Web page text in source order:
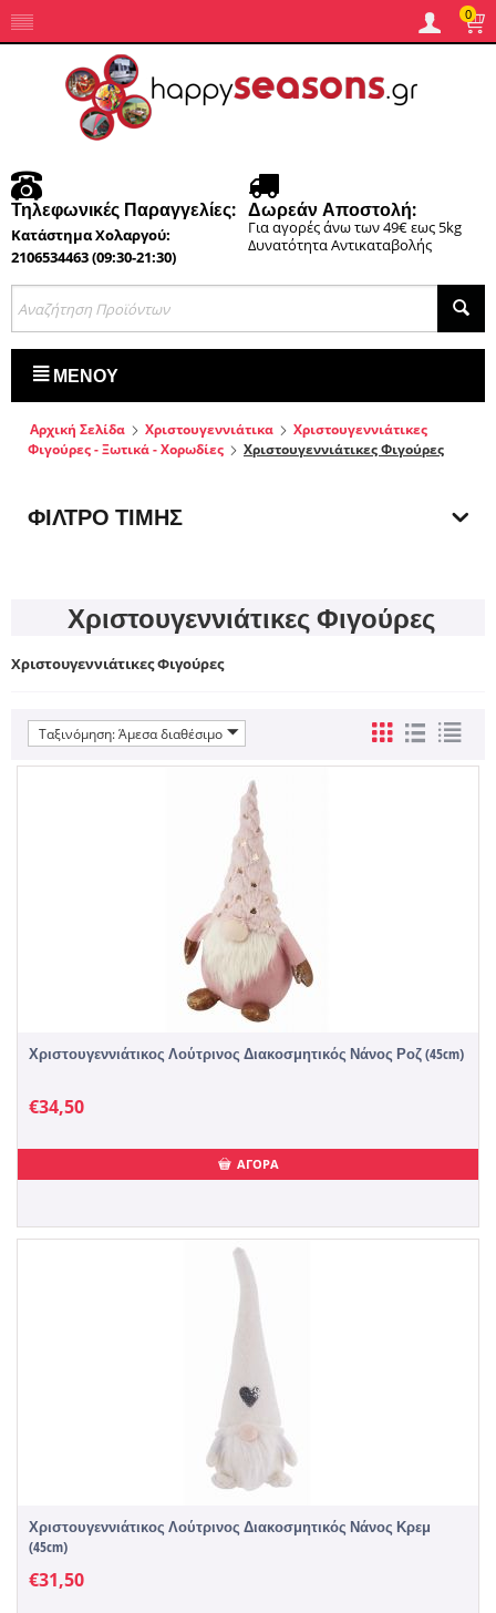
0
Τηλεφωνικές Παραγγελίες:
Κατάστημα Χολαργού:
2106534463 (09:30-21:30)
Δωρεάν Αποστολή:
Για αγορές άνω των 49€ εως 5kg
Δυνατότητα Αντικαταβολής
ΜΕΝΟΎ
Αρχική Σελίδα Χριστουγεννιάτικα
Χριστουγεννιάτικες
Φιγούρες - Ξωτικά - Χορωδίες
Χριστουγεννιάτικες Φιγούρες
ΦΊΛΤΡΟ ΤΙΜΉΣ
Χριστουγεννιάτικες Φιγούρες
Χριστουγεννιάτικες Φιγούρες
Ταξινόμηση: Άμεσα διαθέσιμο
Χριστουγεννιάτικος Λούτρινος Διακοσμητικός Νάνος Ροζ (45cm)
€34,50
ΑΓΟΡΑ
Χριστουγεννιάτικος Λούτρινος Διακοσμητικός Νάνος Κρεμ
(45cm)
€31,50